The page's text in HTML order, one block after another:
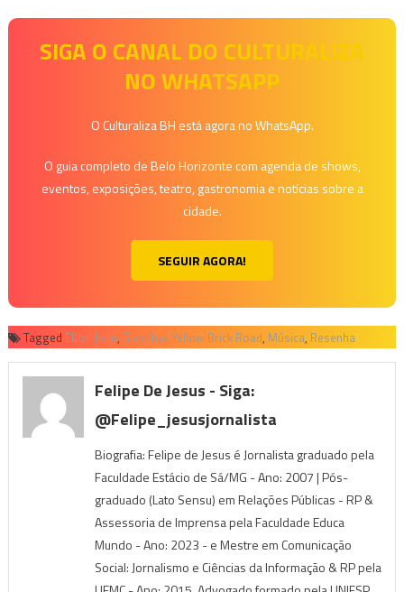
SIGA O CANAL DO CULTURALIZA
NO WHATSAPP
O Culturaliza BH está agora no WhatsApp.
O guia completo de Belo Horizonte com agenda de shows,
eventos, exposições, teatro, gastronomia e notícias sobre a
cidade.
SEGUIR AGORA!
Tagged Elton John, Goodbye Yellow Brick Road, Música, Resenha
Felipe De Jesus - Siga:
@felipe_jesusjornalista
Biografia: Felipe de Jesus é Jornalista graduado pela
Faculdade Estácio de Sá/MG - Ano: 2007 | Pós-
graduado (Lato Sensu) em Relações Públicas - RP &
Assessoria de Imprensa pela Faculdade Educa
Mundo - Ano: 2023 - e Mestre em Comunicação
Social: Jornalismo e Ciências da Informação & RP pela